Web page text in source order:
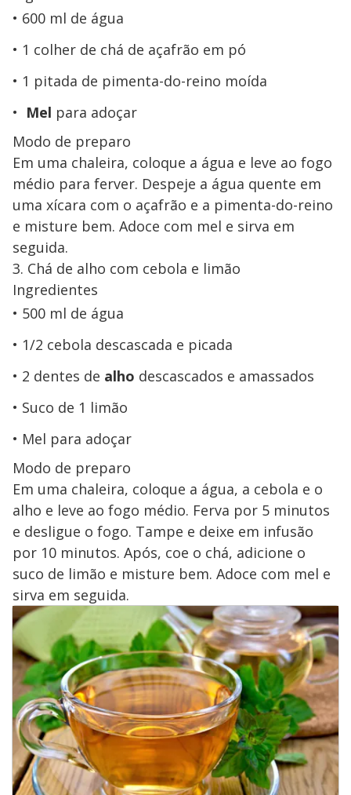
600 ml de água
1 colher de chá de açafrão em pó
1 pitada de pimenta-do-reino moída
Mel para adoçar
Modo de preparo
Em uma chaleira, coloque a água e leve ao fogo
médio para ferver. Despeje a água quente em
uma xícara com o açafrão e a pimenta-do-reino
e misture bem. Adoce com mel e sirva em
seguida.
3. Chá de alho com cebola e limão
Ingredientes
500 ml de água
1/2 cebola descascada e picada
2 dentes de alho descascados e amassados
Suco de 1 limão
Mel para adoçar
Modo de preparo
Em uma chaleira, coloque a água, a cebola e o
alho e leve ao fogo médio. Ferva por 5 minutos
e desligue o fogo. Tampe e deixe em infusão
por 10 minutos. Após, coe o chá, adicione o
suco de limão e misture bem. Adoce com mel e
sirva em seguida.